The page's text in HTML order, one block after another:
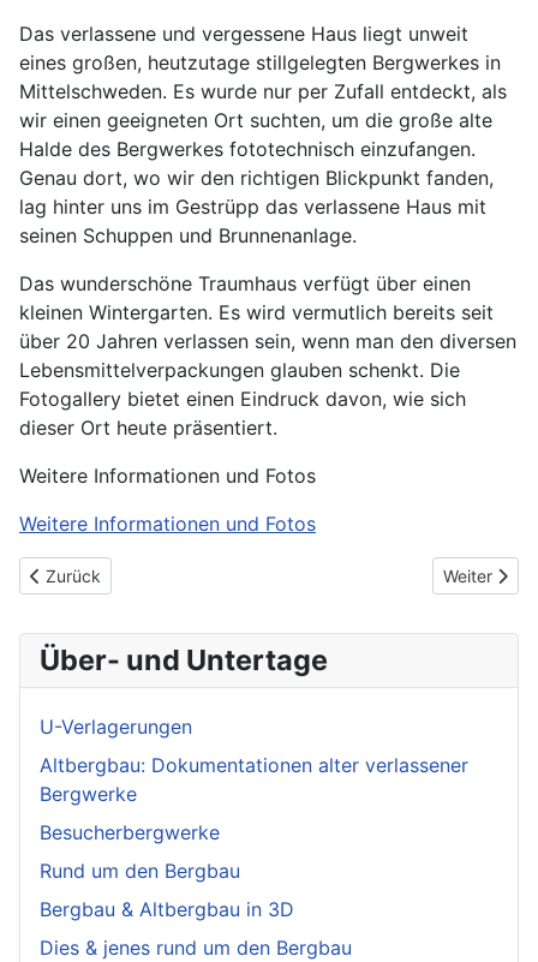
Das verlassene und vergessene Haus liegt unweit
eines großen, heutzutage stillgelegten Bergwerkes in
Mittelschweden. Es wurde nur per Zufall entdeckt, als
wir einen geeigneten Ort suchten, um die große alte
Halde des Bergwerkes fototechnisch einzufangen.
Genau dort, wo wir den richtigen Blickpunkt fanden,
lag hinter uns im Gestrüpp das verlassene Haus mit
seinen Schuppen und Brunnenanlage.
Das wunderschöne Traumhaus verfügt über einen
kleinen Wintergarten. Es wird vermutlich bereits seit
über 20 Jahren verlassen sein, wenn man den diversen
Lebensmittelverpackungen glauben schenkt. Die
Fotogallery bietet einen Eindruck davon, wie sich
dieser Ort heute präsentiert.
Weitere Informationen und Fotos
Weitere Informationen und Fotos
Vorheriger Beitrag: Schlackebahn
Zurück Nächster
Weiter
Über- und Untertage
U-Verlagerungen
Altbergbau: Dokumentationen alter verlassener
Bergwerke
Besucherbergwerke
Rund um den Bergbau
Bergbau & Altbergbau in 3D
Dies & jenes rund um den Bergbau